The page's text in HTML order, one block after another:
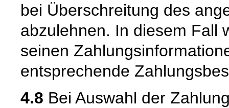
bei Überschreitung des
abzulehnen. In diesem Fall
seinen
entsprechende
4.8 Bei Auswahl der